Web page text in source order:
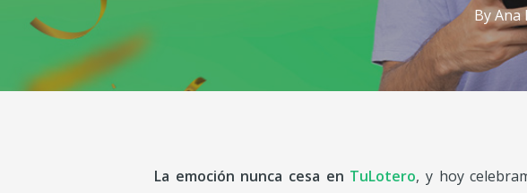
By Ana
La emoción nunca cesa en TuLotero, y hoy